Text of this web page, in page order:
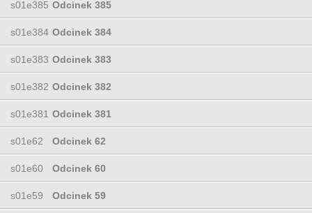
s01e385 Odcinek 385
s01e384 Odcinek 384
s01e383 Odcinek 383
s01e382 Odcinek 382
s01e381 Odcinek 381
s01e62 Odcinek 62
s01e60 Odcinek 60
s01e59 Odcinek 59